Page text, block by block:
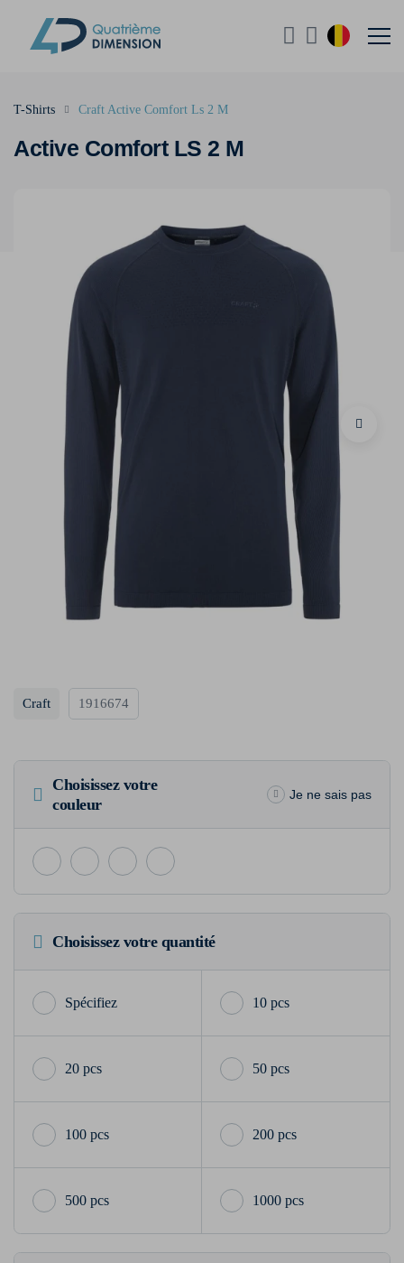
Active Comfort LS 2 M
T-Shirts Craft Active Comfort Ls 2 M
Craft 1916674
Choisissez votre
couleur
Je ne sais pas
Choisissez votre quantité
10 pcs
20 pcs 50 pcs
100 pcs 200 pcs
500 pcs 1000 pcs